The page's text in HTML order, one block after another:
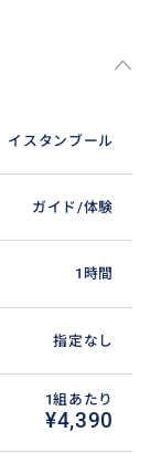
しましょう♪
イスタンブール
ガイド/体験
1時間
指定なし
1組あたり
¥4,390